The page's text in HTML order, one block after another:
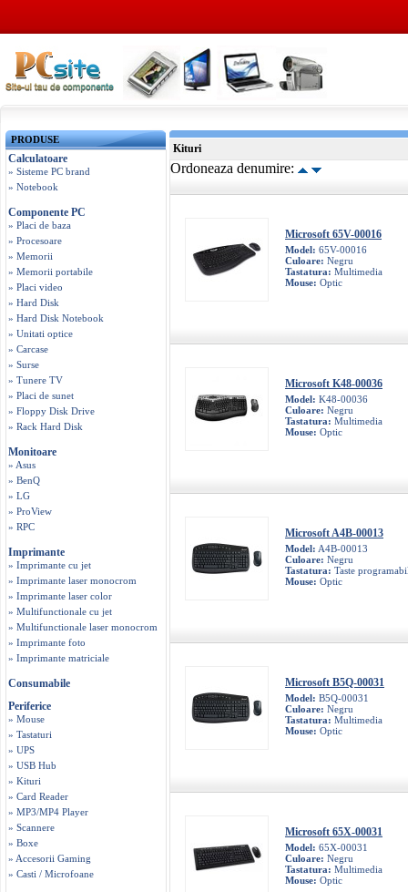
PRODUSE
Calculatoare
» Sisteme PC brand
» Notebook
Componente PC
» Placi de baza
» Procesoare
» Memorii
» Memorii portabile
» Placi video
» Hard Disk
» Hard Disk Notebook
» Unitati optice
» Carcase
» Surse
» Tunere TV
» Placi de sunet
» Floppy Disk Drive
» Rack Hard Disk
Monitoare
» Asus
» BenQ
» LG
» ProView
» RPC
Imprimante
» Imprimante cu jet
» Imprimante laser monocrom
» Imprimante laser color
» Multifunctionale cu jet
» Multifunctionale laser monocrom
» Imprimante foto
» Imprimante matriciale
Consumabile
Periferice
» Mouse
» Tastaturi
» UPS
» USB Hub
» Kituri
» Card Reader
» MP3/MP4 Player
» Scannere
» Boxe
» Accesorii Gaming
» Casti / Microfoane
Kituri
Ordoneaza denumire:
Microsoft 65V-00016
Model: 65V-00016
Culoare: Negru
Tastatura: Multimedia
Mouse: Optic
Microsoft K48-00036
Model: K48-00036
Culoare: Negru
Tastatura: Multimedia
Mouse: Optic
Microsoft A4B-00013
Model: A4B-00013
Culoare: Negru
Tastatura: Taste
Mouse: Optic
Microsoft B5Q-00031
Model: B5Q-00031
Culoare: Negru
Tastatura: Multimedia
Mouse: Optic
Microsoft 65X-00031
Model: 65X-00031
Culoare: Negru
Tastatura: Multimedia
Mouse: Optic